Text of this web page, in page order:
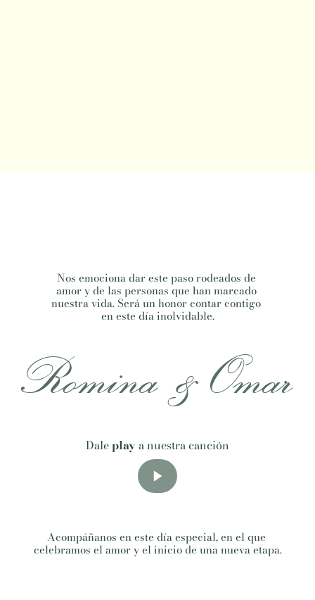
Nos emociona dar este paso rodeados de
amor y de las personas que han marcado
nuestra vida. Será un honor contar contigo
en este día inolvidable.
Romina &Omar
Dale play a nuestra canción
Acompáñanos en este día especial, en el que
celebramos el amor y el inicio de una nueva etapa.